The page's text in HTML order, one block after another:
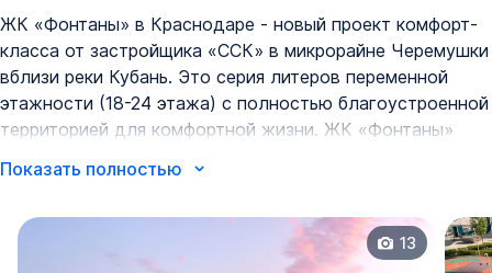
ЖК «Фонтаны» в Краснодаре - новый проект комфорт-
класса от застройщика «ССК» в микрорайне Черемушки
вблизи реки Кубань. Это серия литеров переменной
этажности (18-24 этажа) с полностью благоустроенной
территорией для комфортной жизни. ЖК «Фонтаны»
здесь предусмотрена общеобразовательная школа и 2
расположен торговый кластер.
Показать полностью
13